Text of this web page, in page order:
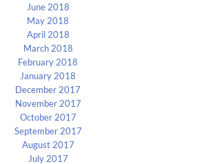
June 2018
May 2018
April 2018
March 2018
February 2018
January 2018
December 2017
November 2017
October 2017
September 2017
August 2017
July 2017